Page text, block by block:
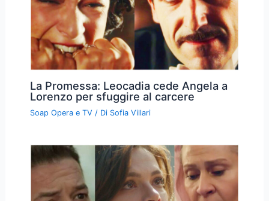
Articolo precedente Articolo successivo